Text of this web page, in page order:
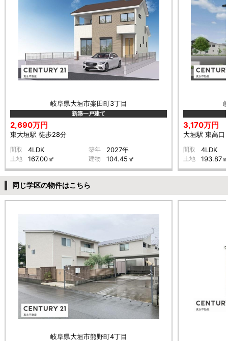
岐阜県大垣市楽田町3丁目
新築一戸建て
2,690万円
東大垣駅 徒歩28分
間取 4LDK 築年 2027年
土地 167.00㎡ 建物 104.45㎡
3,170万円
大垣駅 東高口
間取 4LDK
土地 193.87㎡
同じ学区の物件はこちら
岐阜県大垣市熊野町4丁目